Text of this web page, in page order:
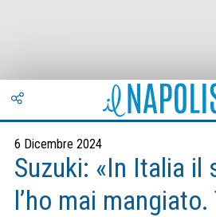
6 Dicembre 2024
Suzuki: «In Italia il
l’ho mai mangiato.